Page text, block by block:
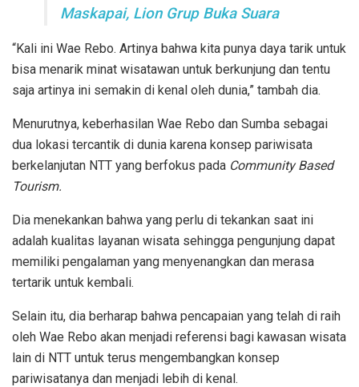
Maskapai, Lion Grup Buka Suara
“Kali ini Wae Rebo. Artinya bahwa kita punya daya tarik untuk
bisa menarik minat wisatawan untuk berkunjung dan tentu
saja artinya ini semakin di kenal oleh dunia,” tambah dia.
Menurutnya, keberhasilan Wae Rebo dan Sumba sebagai
dua lokasi tercantik di dunia karena konsep pariwisata
berkelanjutan NTT yang berfokus pada Community Based
Tourism.
Dia menekankan bahwa yang perlu di tekankan saat ini
adalah kualitas layanan wisata sehingga pengunjung dapat
memiliki pengalaman yang menyenangkan dan merasa
tertarik untuk kembali.
Selain itu, dia berharap bahwa pencapaian yang telah di raih
oleh Wae Rebo akan menjadi referensi bagi kawasan wisata
lain di NTT untuk terus mengembangkan konsep
pariwisatanya dan menjadi lebih di kenal.